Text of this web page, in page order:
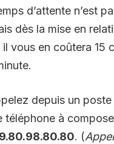
d’attente n’est
dès la mise en
il vous en coûtera 15
depuis un
téléphone à
. (